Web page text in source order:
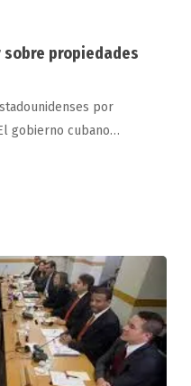
propiedades
por
gobierno cubano…